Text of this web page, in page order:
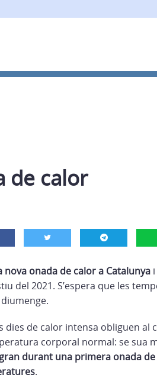
de calor
onada de calor a Catalunya
del 2021. S’espera que les
dies de calor intensa obliguen al
corporal normal: se sua
durant una primera onada
.